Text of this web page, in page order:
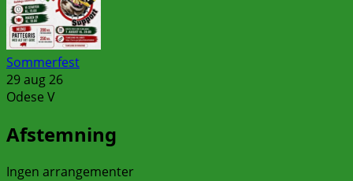
Sommerfest
29 aug 26
Odese V
Afstemning
Ingen arrangementer